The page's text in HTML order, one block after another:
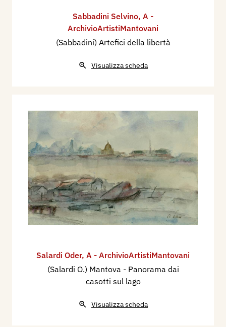
Sabbadini Selvino, A -
ArchivioArtistiMantovani
(Sabbadini) Artefici della libertà
Visualizza scheda
Salardi Oder, A - ArchivioArtistiMantovani
(Salardi O.) Mantova - Panorama dai
casotti sul lago
Visualizza scheda